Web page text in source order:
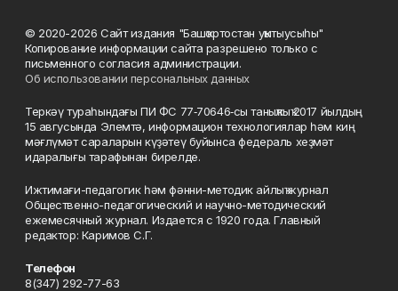
© 2020-2026 Сайт издания "Башҡортостан уҡытыусыһы"
Копирование информации сайта разрешено только с
письменного согласия администрации.
Об использовании персональных данных
Теркәү тураһындағы ПИ ФС 77‑70646‑сы таныҡлыҡ 2017 йылдың
15 авгусында Элемтә, информацион технологиялар һәм киң
мәғлүмәт сараларын күҙәтеү буйынса федераль хеҙмәт
идаралығы тарафынан бирелде.
Ижтимағи-педагогик һәм фәнни-методик айлыҡ журнал
Общественно-педагогический и научно-методический
ежемесячный журнал. Издается с 1920 года. Главный
редактор: Каримов С.Г.
Телефон
8(347) 292-77-63